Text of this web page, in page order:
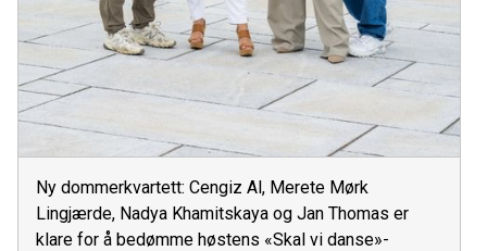
Ny dommerkvartett: Cengiz Al, Merete Mørk
Lingjærde, Nadya Khamitskaya og Jan Thomas er
klare for å bedømme høstens «Skal vi danse»-